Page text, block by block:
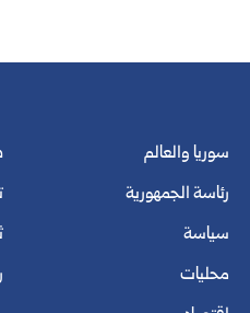
سوريا والعالم
رئاسة الجمهورية
سياسة
محليات